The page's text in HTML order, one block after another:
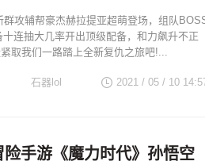
群攻辅帮豪杰赫拉提亚超萌登场，组队
连抽大几率开出顶级配备，和力飙升不正
取我们一路踏上全新复仇之旅吧!...
2021 / 05 / 10
石器lol
手游《魔力时代》孙悟空